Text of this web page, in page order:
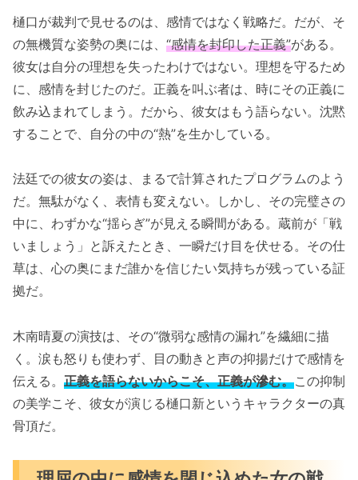
樋口が裁判で見せるのは、感情ではなく戦略だ。だが、そ
の無機質な姿勢の奥には、 “感情を封印した正義”がある。
彼女は自分の理想を失ったわけではない。理想を守るため
に、感情を封じたのだ。正義を叫ぶ者は、時にその正義に
飲み込まれてしまう。だから、彼女はもう語らない。沈黙
することで、自分の中の“熱”を生かしている。
法廷での彼女の姿は、まるで計算されたプログラムのよう
だ。無駄がなく、表情も変えない。しかし、その完璧さの
中に、わずかな“揺らぎ”が見える瞬間がある。蔵前が「戦
いましょう」と訴えたとき、一瞬だけ目を伏せる。その仕
草は、心の奥にまだ誰かを信じたい気持ちが残っている証
拠だ。
木南晴夏の演技は、その“微弱な感情の漏れ”を繊細に描
く。涙も怒りも使わず、目の動きと声の抑揚だけで感情を
伝える。 正義を語らないからこそ、正義が滲む。この抑制
の美学こそ、彼女が演じる樋口新というキャラクターの真
骨頂だ。